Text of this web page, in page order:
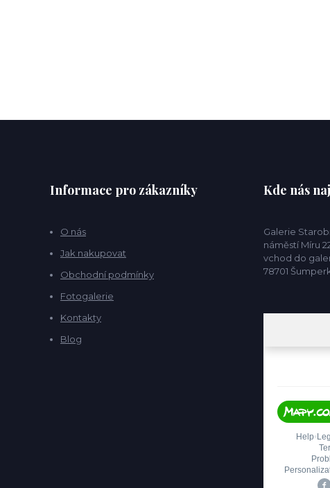
Informace pro zákazníky
O nás
Jak nakupovat
Obchodní podmínky
Fotogalerie
Kontakty
Blog
Kde nás
Galerie
náměstí Míru
vchod do
78701